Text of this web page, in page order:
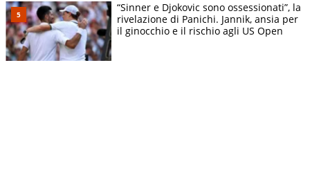
“Sinner e Djokovic sono ossessionati”, la
rivelazione di Panichi. Jannik, ansia per
il ginocchio e il rischio agli US Open